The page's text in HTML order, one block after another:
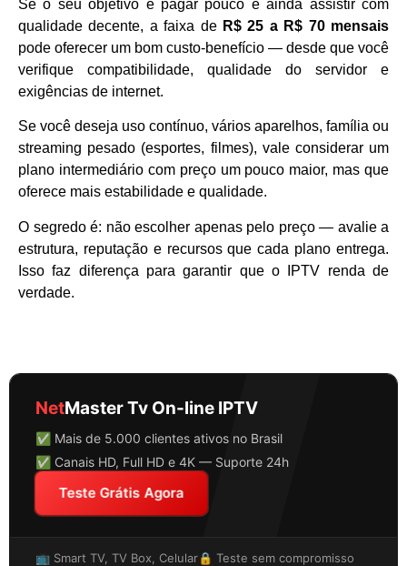
Se o seu objetivo é pagar pouco e ainda assistir com
qualidade decente, a faixa de R$ 25 a R$ 70 mensais
pode oferecer um bom custo-benefício — desde que você
verifique compatibilidade, qualidade do servidor e
exigências de internet.
Se você deseja uso contínuo, vários aparelhos, família ou
streaming pesado (esportes, filmes), vale considerar um
plano intermediário com preço um pouco maior, mas que
oferece mais estabilidade e qualidade.
O segredo é: não escolher apenas pelo preço — avalie a
estrutura, reputação e recursos que cada plano entrega.
Isso faz diferença para garantir que o IPTV renda de
verdade.
NetMaster Tv On-line IPTV
✅ Mais de 5.000 clientes ativos no Brasil
✅ Canais HD, Full HD e 4K — Suporte 24h
Teste Grátis Agora
📺 Smart TV, TV Box, Celular🔒 Teste sem compromisso